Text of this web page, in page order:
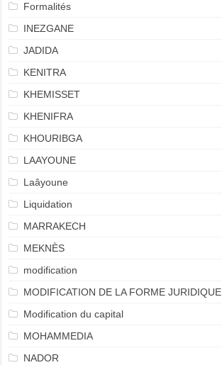
Formalités
INEZGANE
JADIDA
KENITRA
KHEMISSET
KHENIFRA
KHOURIBGA
LAAYOUNE
Laâyoune
Liquidation
MARRAKECH
MEKNÈS
modification
MODIFICATION DE LA FORME JURIDIQUE
Modification du capital
MOHAMMEDIA
NADOR